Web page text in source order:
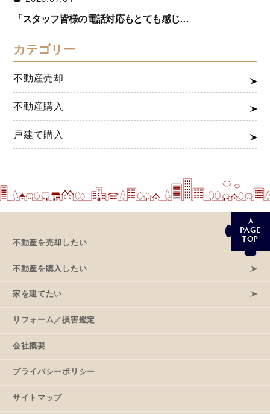
「スタッフ皆様の電話対応もとても感じ…
カテゴリー
不動産売却
不動産購入
戸建て購入
PAGE
TOP
不動産を売却したい
不動産を購入したい
家を建てたい
リフォーム／損害鑑定
会社概要
プライバシーポリシー
サイトマップ